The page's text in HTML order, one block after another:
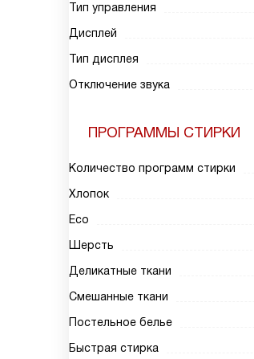
Тип управления
Дисплей
Тип дисплея
Отключение звука
ПРОГРАММЫ СТИРКИ
Количество программ стирки
Хлопок
Eco
Шерсть
Деликатные ткани
Смешанные ткани
Постельное белье
Быстрая стирка